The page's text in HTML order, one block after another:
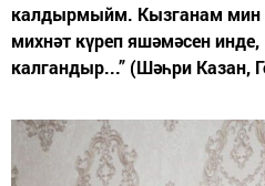
калдырмыйм. Кызганам мин
михнәт күреп яшәмәсен
калгандыр...” (Шәһри Казан,